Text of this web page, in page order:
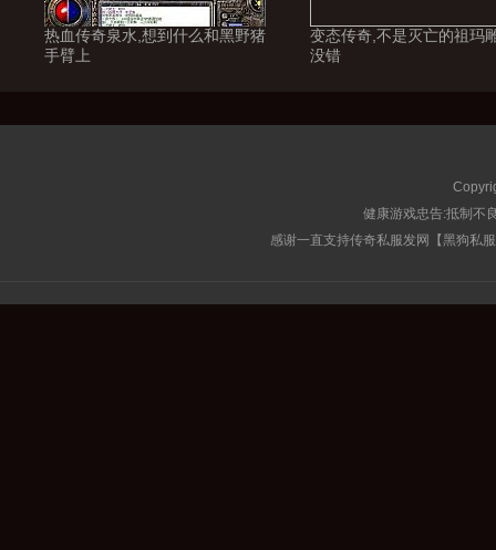
热血传奇泉水,想到什么和黑野猪
手臂上
变态传奇,不是灭亡的祖玛
没错
健康游戏忠告:抵制不
感谢一直支持传奇私服发网【黑狗私